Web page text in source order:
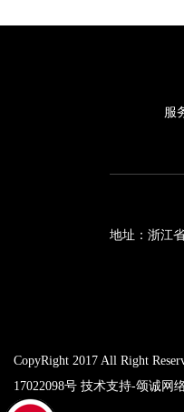
服
地址：浙江
CopyRight 2017 All Right
17022098号 技术支持-颂诚网